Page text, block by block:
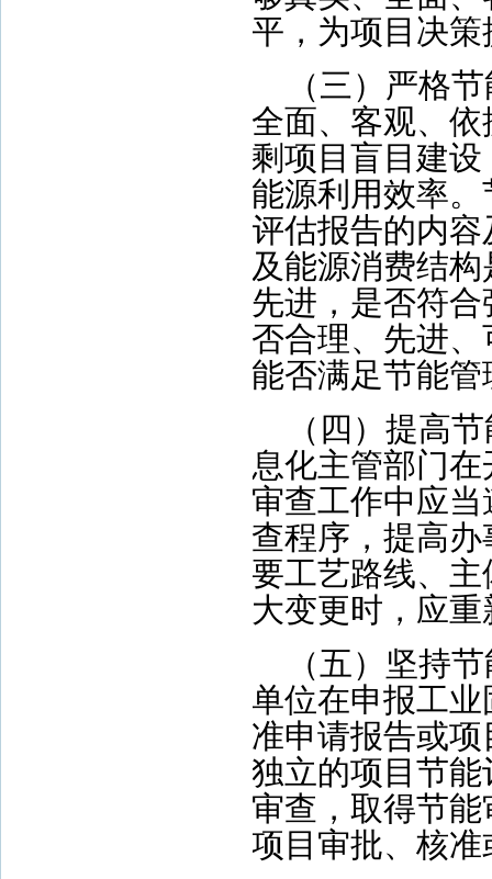
平，为项目决
（三）严格
全面、客观、
剩项目盲目建
能源利用效率
评估报告的内
及能源消费结
先进，是否符
否合理、先进
能否满足节能
（四）提高
息化主管部门
审查工作中应
查程序，提高
要工艺路线、
大变更时，应
（五）坚持
单位在申报工
准申请报告或
独立的项目节
审查，取得节
项目审批、核